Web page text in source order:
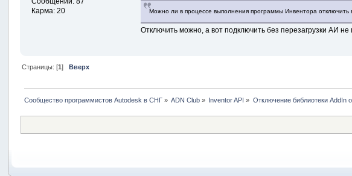
Карма: 20
Можно ли в процессе выполнения программы Инвентора отключить
Отключить можно, а вот подключить без перезагрузки АИ
Страницы: [1] Вверх
Сообщество программистов Autodesk в СНГ» ADN Club » Inventor API » Отключение библиотеки AddIn